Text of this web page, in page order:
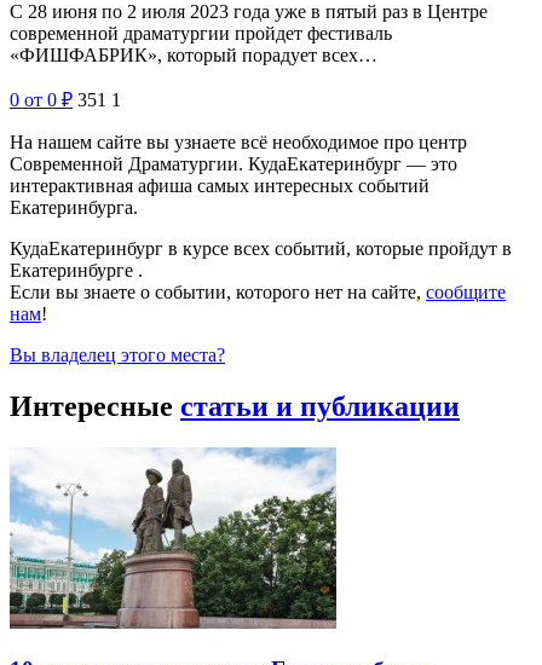
С 28 июня по 2 июля 2023 года уже в пятый раз в Центре
современной драматургии пройдет фестиваль
«ФИШФАБРИК», который порадует всех…
0 от 0 ₽ 351 1
На нашем сайте вы узнаете всё необходимое про центр
Современной Драматургии. КудаЕкатеринбург — это
интерактивная афиша самых интересных событий
Екатеринбурга.
КудаЕкатеринбург в курсе всех событий, которые пройдут в
Екатеринбурге .
Если вы знаете о событии, которого нет на сайте, сообщите
нам!
Вы владелец этого места?
Интересные статьи и публикации